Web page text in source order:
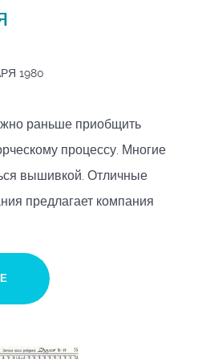
1980
раньше приобщить
процессу. Многие
вышивкой. Отличные
предлагает компания